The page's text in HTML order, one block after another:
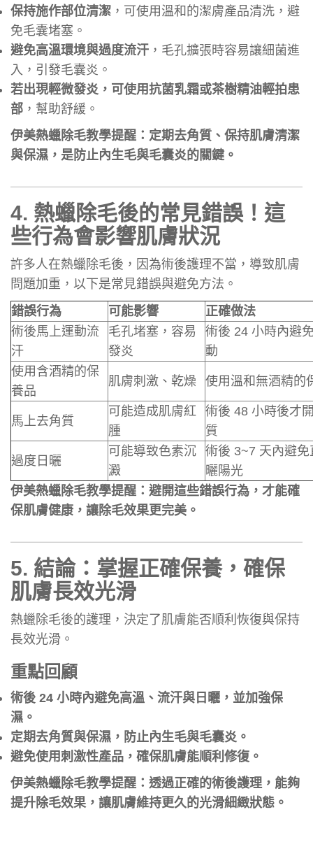
保持施作部位清潔 ，可使用溫和的潔膚產品清洗，避
免毛囊堵塞。
避免高溫環境與過度流汗 ，毛孔擴張時容易讓細菌進
入，引發毛囊炎。
若出現輕微發炎，可使用抗菌乳霜或茶樹精油輕拍患
部 ，幫助舒緩。
伊美熱蠟除毛教學提醒：定期去角質、保持肌膚清潔
與保濕，是防止內生毛與毛囊炎的關鍵。
4. 熱蠟除毛後的常見錯誤！這
些行為會影響肌膚狀況
許多人在熱蠟除毛後，因為術後護理不當，導致肌膚
問題加重，以下是常見錯誤與避免方法。
錯誤行為
可能影響
正確做法
術後馬上運動流
汗
毛孔堵塞，容易
發炎
術後 24 小時內避
動
使用含酒精的保
養品
肌膚刺激、乾燥 使用溫和無酒精的
馬上去角質
可能造成肌膚紅
腫
術後 48 小時後才
質
過度日曬
可能導致色素沉
澱
術後 3~7 天內避免
曬陽光
伊美熱蠟除毛教學提醒：避開這些錯誤行為，才能確
保肌膚健康，讓除毛效果更完美。
5. 結論：掌握正確保養，確保
肌膚長效光滑
熱蠟除毛後的護理，決定了肌膚能否順利恢復與保持
長效光滑。
重點回顧
術後 24 小時內避免高溫、流汗與日曬，並加強保
濕。
定期去角質與保濕，防止內生毛與毛囊炎。
避免使用刺激性產品，確保肌膚能順利修復。
伊美熱蠟除毛教學提醒：透過正確的術後護理，能夠
提升除毛效果，讓肌膚維持更久的光滑細緻狀態。